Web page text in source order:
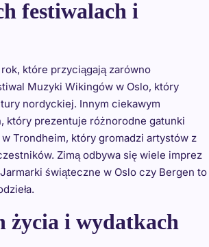
festiwalach i
które przyciągają zarówno
Muzyki Wikingów w Oslo, który
nordyckiej. Innym ciekawym
który prezentuje różnorodne gatunki
Trondheim, który gromadzi artystów z
Zimą odbywa się wiele imprez
świąteczne w Oslo czy Bergen to
życia i wydatkach